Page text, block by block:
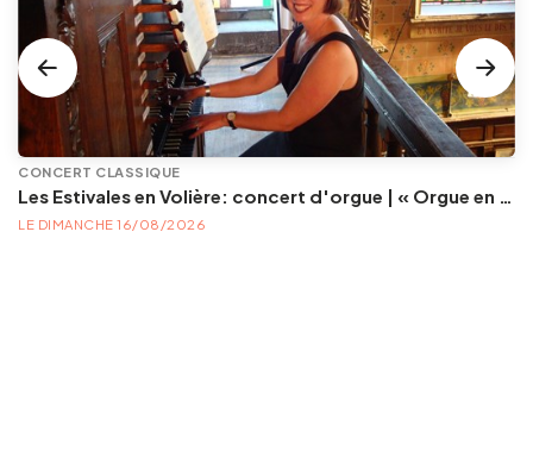
CONCERT CLASSIQUE
Les Estivales en Volière: concert d'orgue | « Orgue en Volière » , les 3e dimanches du mois (été) audition d’orgue (accès libre)
LE DIMANCHE 16/08/2026